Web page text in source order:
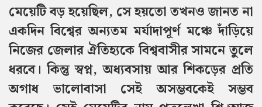
মেয়েটি বড় হয়েছিল, সে হয়তো তখনও জানত না
একদিন বিশ্বের অন্যতম মর্যাদাপূর্ণ মঞ্চে দাঁড়িয়ে
নিজের জেলার ঐতিহ্যকে বিশ্ববাসীর সামনে তুলে
ধরবে। কিন্তু স্বপ্ন, অধ্যবসায় আর শিকড়ের প্রতি
অগাধ ভালোবাসা সেই অসম্ভবকেই সম্ভব